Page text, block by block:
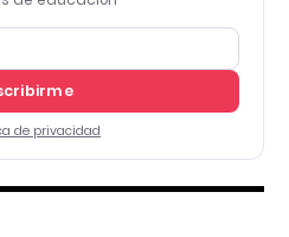
de privacidad